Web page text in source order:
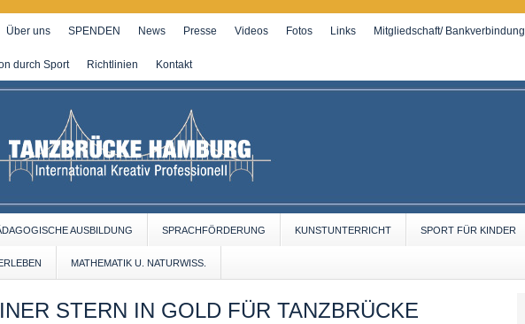
Über uns SPENDEN News Presse Videos Fotos Links Mitgliedschaft/ Bankverbindung
durch Sport Richtlinien Kontakt
AUSBILDUNG SPRACHFÖRDERUNG KUNSTUNTERRICHT SPORT FÜR KINDER
MATHEMATIK U. NATURWISS.
STERN IN GOLD FÜR TANZBRÜCKE